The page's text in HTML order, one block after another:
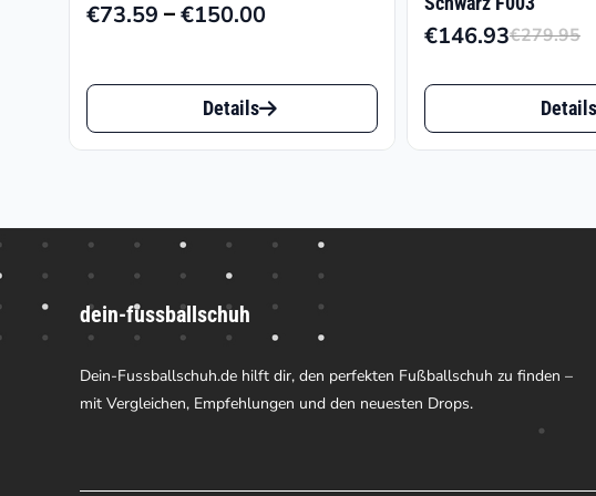
€73.59 –€150.00Preisspanne:
bis
€150.00
Dieses
Produkt
Varianten
auf.
Die
Optionen
können
der
Details
€279.95
€146.93
Dieses
Produkt
Optionen
können
der
Details
dein-fussballschuh
Dein-Fussballschuh.de hilft dir, den perfekten Fußballschuh zu finden –
mit Vergleichen, Empfehlungen und den neuesten Drops.